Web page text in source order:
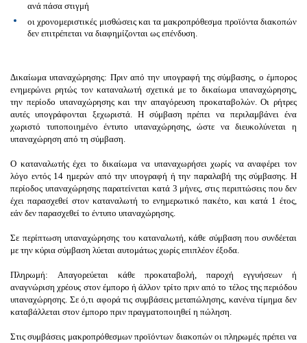
ανά πάσα στιγμή
οι χρονομεριστικές μισθώσεις και τα μακροπρόθεσμα προϊόντα διακοπών
δεν επιτρέπεται να διαφημίζονται ως επένδυση.
Δικαίωμα υπαναχώρησης: Πριν από την υπογραφή της σύμβασης, ο έμπορος
ενημερώνει ρητώς τον καταναλωτή σχετικά με το δικαίωμα υπαναχώρησης,
την περίοδο υπαναχώρησης και την απαγόρευση προκαταβολών. Οι ρήτρες
αυτές υπογράφονται ξεχωριστά. Η σύμβαση πρέπει να περιλαμβάνει ένα
χωριστό τυποποιημένο έντυπο υπαναχώρησης, ώστε να διευκολύνεται η
υπαναχώρηση από τη σύμβαση.
Ο καταναλωτής έχει το δικαίωμα να υπαναχωρήσει χωρίς να αναφέρει τον
λόγο εντός 14 ημερών από την υπογραφή ή την παραλαβή της σύμβασης. Η
περίοδος υπαναχώρησης παρατείνεται κατά 3 μήνες, στις περιπτώσεις που δεν
έχει παρασχεθεί στον καταναλωτή το ενημερωτικό πακέτο, και κατά 1 έτος,
εάν δεν παρασχεθεί το έντυπο υπαναχώρησης.
Σε περίπτωση υπαναχώρησης του καταναλωτή, κάθε σύμβαση που συνδέεται
με την κύρια σύμβαση λύεται αυτομάτως χωρίς επιπλέον έξοδα.
Πληρωμή: Απαγορεύεται κάθε προκαταβολή, παροχή εγγυήσεων ή
αναγνώριση χρέους στον έμπορο ή άλλον τρίτο πριν από το τέλος της περιόδου
υπαναχώρησης. Σε ό,τι αφορά τις συμβάσεις μεταπώλησης, κανένα τίμημα δεν
καταβάλλεται στον έμπορο πριν πραγματοποιηθεί η πώληση.
Στις συμβάσεις μακροπρόθεσμων προϊόντων διακοπών οι πληρωμές πρέπει να